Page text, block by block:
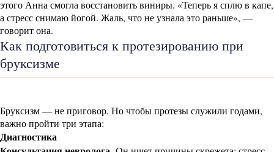
этого Анна смогла восстановить виниры. «Теперь я сплю в капе,
а стресс снимаю йогой. Жаль, что не узнала это раньше», —
говорит она.
Как подготовиться к протезированию при
бруксизме
Бруксизм — не приговор. Но чтобы протезы служили годами,
важно пройти три этапа:
Диагностика